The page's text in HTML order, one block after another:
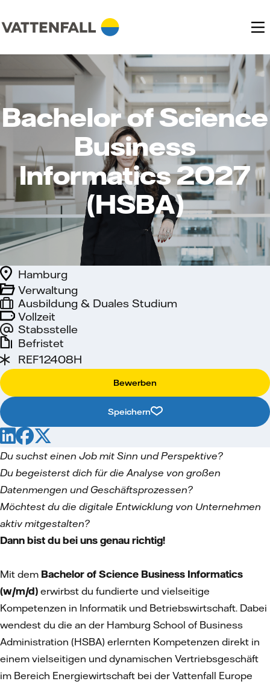
Bachelor of Science
Business
Informatics 2027
(HSBA)
Vollzeit
Stabsstelle
Verwaltung
Hamburg
Ausbildung & Duales Studium
Befristet
REF12408H
Bewerben
Speichern
Du suchst einen Job mit Sinn und Perspektive?
Du begeisterst dich für die Analyse von großen
Datenmengen und Geschäftsprozessen?
Möchtest du die digitale Entwicklung von Unternehmen
aktiv mitgestalten?
Dann bist du bei uns genau richtig!
Mit dem Bachelor of Science Business Informatics
(w/m/d) erwirbst du fundierte und vielseitige
Kompetenzen in Informatik und Betriebswirtschaft. Dabei
wendest du die an der Hamburg School of Business
Administration (HSBA) erlernten Kompetenzen direkt in
einem vielseitigen und dynamischen Vertriebsgeschäft
im Bereich Energiewirtschaft bei der Vattenfall Europe